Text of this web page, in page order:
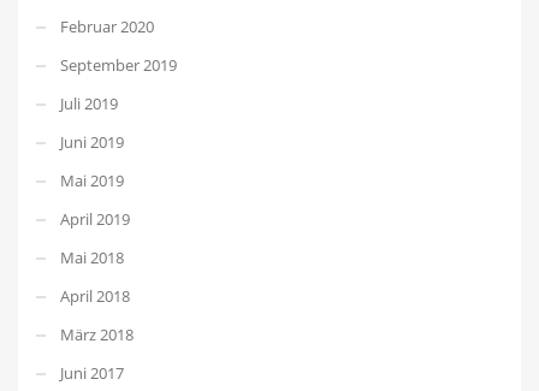
Februar 2020
September 2019
Juli 2019
Juni 2019
Mai 2019
April 2019
Mai 2018
April 2018
März 2018
Juni 2017